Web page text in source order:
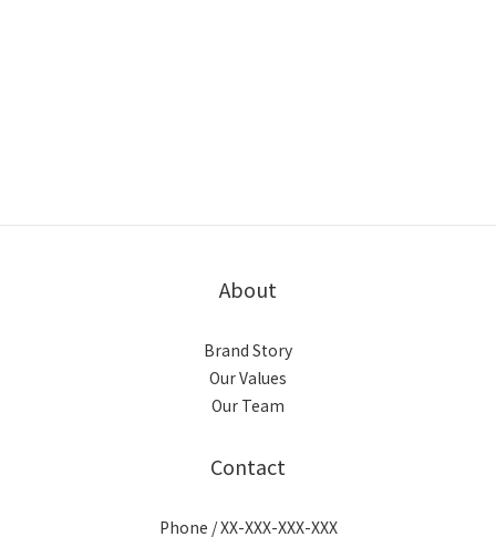
About
Brand Story
Our Values
Our Team
Contact
Phone / XX-XXX-XXX-XXX